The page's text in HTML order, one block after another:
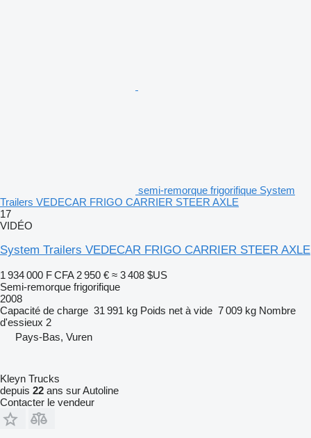
semi-remorque frigorifique System
Trailers VEDECAR FRIGO CARRIER STEER AXLE
17
VIDÉO
System Trailers VEDECAR FRIGO CARRIER STEER AXLE
1 934 000 F CFA 2 950 € ≈ 3 408 $US
Semi-remorque frigorifique
2008
Capacité de charge 31 991 kg Poids net à vide 7 009 kg Nombre
d'essieux 2
Pays-Bas, Vuren
Kleyn Trucks
depuis 22 ans sur Autoline
Contacter le vendeur